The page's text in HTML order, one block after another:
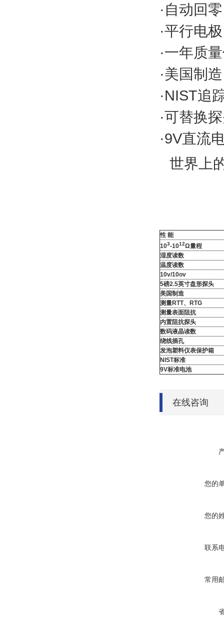
·自动回
·平行电
·一年质
·美国制
·NIST追
·可替换
·9V直流
世界上
性 能
103-1012Ω量程
湿度读数
温度读数
10v/10ov
5磅2.5英寸盘形探头
美国制造
测量RTT、 RTG
测量表面阻抗
内置阻抗探头
数码液晶读数
绕线插孔
发泡塑料仪表保护箱
NIST标准
9V标准电池
在线咨询
您的
您的
联系
常用